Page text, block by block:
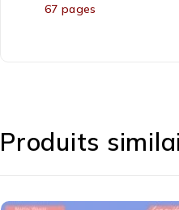
67 pages
Produits